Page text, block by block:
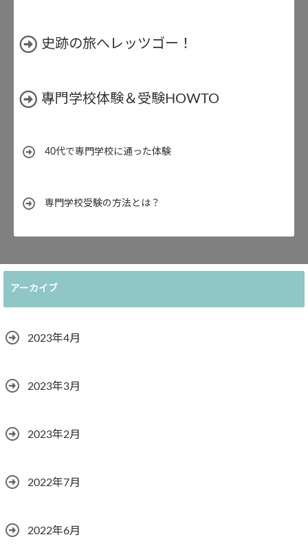
史跡の旅へレッツゴー！
專門学校体験＆受験HOWTO
40代で専門学校に通った体験
専門学校受験の方法とは？
アーカイブ
2023年4月
2023年3月
2023年2月
2022年7月
2022年6月